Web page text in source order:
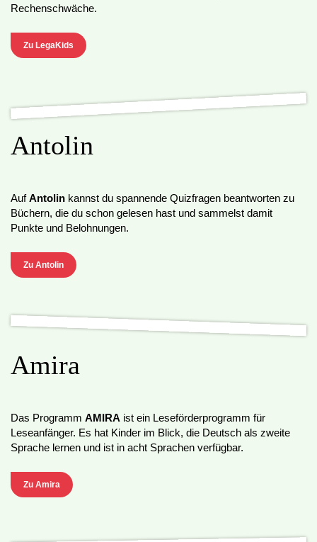
Rechenschwäche.
Zu LegaKids
Antolin
AufAntolin kannst du spannende Quizfragen beantworten zu
Büchern, die du schon gelesen hast und sammelst damit
Punkte und Belohnungen.
Zu Antolin
Amira
Das Programm AMIRA ist ein Leseförderprogramm für
Leseanfänger. Es hat Kinder im Blick, die Deutsch als zweite
Sprache lernen und ist in acht Sprachen verfügbar.
Zu Amira